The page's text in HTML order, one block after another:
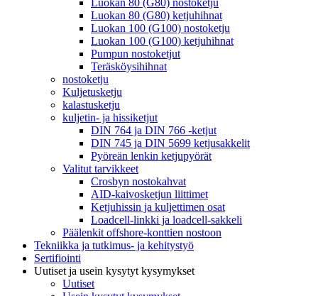
Luokan 80 (G80) nostoketju
Luokan 80 (G80) ketjuhihnat
Luokan 100 (G100) nostoketju
Luokan 100 (G100) ketjuhihnat
Pumpun nostoketjut
Teräsköysihihnat
nostoketju
Kuljetusketju
kalastusketju
kuljetin- ja hissiketjut
DIN 764 ja DIN 766 -ketjut
DIN 745 ja DIN 5699 ketjusakkelit
Pyöreän lenkin ketjupyörät
Valitut tarvikkeet
Crosbyn nostokahvat
AID-kaivosketjun liittimet
Ketjuhissin ja kuljettimen osat
Loadcell-linkki ja loadcell-sakkeli
Päälenkit offshore-konttien nostoon
Tekniikka ja tutkimus- ja kehitystyö
Sertifiointi
Uutiset ja usein kysytyt kysymykset
Uutiset